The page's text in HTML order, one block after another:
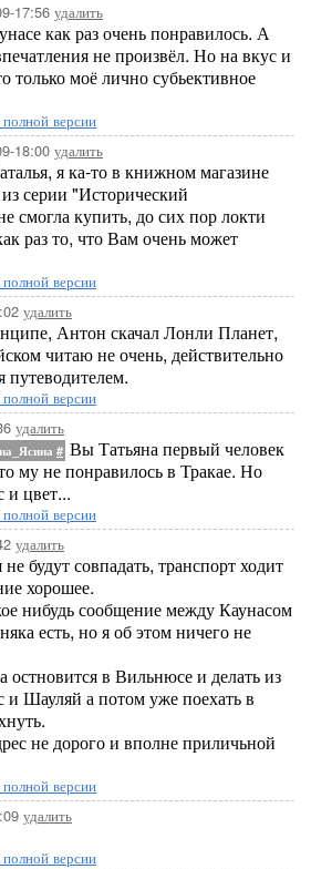
17:56 удалить
как раз очень понравилось. А
не произвёл. Но на вкус и
только моё лично субьективное
версии
18:00 удалить
я ка-то в книжном магазине
серии "Исторический
смогла купить, до сих пор локти
раз то, что Вам очень может
версии
удалить
Антон скачал Лонли Планет,
читаю не очень, действительно
путеводителем.
версии
удалить
# Вы Татьяна первый человек
му не понравилось в Тракае. Но
и цвет...
версии
удалить
будут совпадать, транспорт ходит
хорошее.
нибудь сообщение между Каунасом
есть, но я об этом ничего не
остновится в Вильнюсе и делать из
и Шауляй а потом уже поехать в
не дорого и вполне приличьной
версии
удалить
версии